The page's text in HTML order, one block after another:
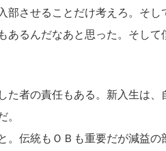
させることだけ考えろ。そし
るんだなあと思った。そして
た者の責任もある。新入生は、
伝統もＯＢも重要だが減益の